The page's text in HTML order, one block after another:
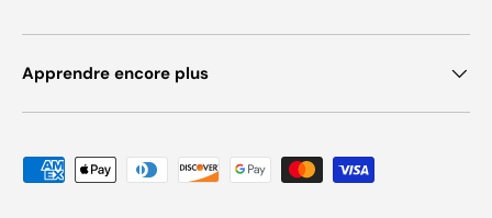
Apprendre encore plus
Moyens de paiement acceptés